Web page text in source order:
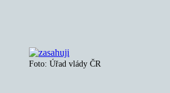
Foto: Úřad vlády ČR